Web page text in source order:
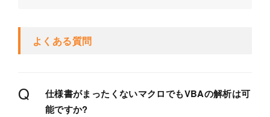
よくある質問
Q
仕様書がまったくないマクロでもVBAの解析は可
能ですか?